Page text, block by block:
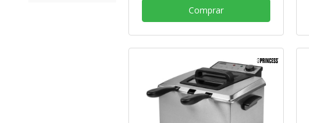
Comprar